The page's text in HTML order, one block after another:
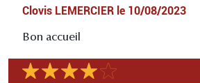
Clovis LEMERCIER le 10/08/2023
Bon accueil